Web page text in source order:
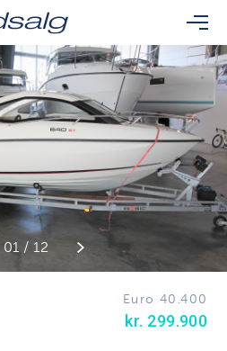
01 / 12
Euro 40.400
kr. 299.900